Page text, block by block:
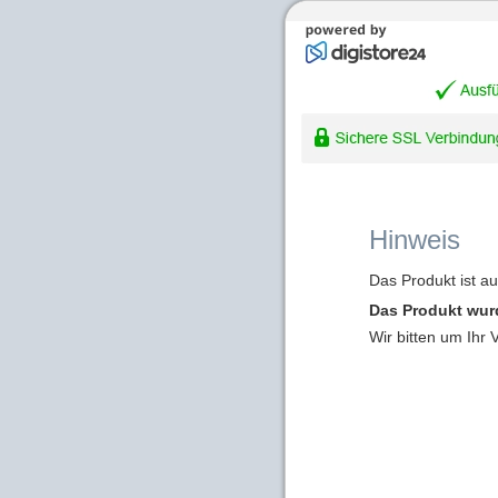
Hinweis
Das Produkt ist
Das Produkt
Wir bitten um Ihr